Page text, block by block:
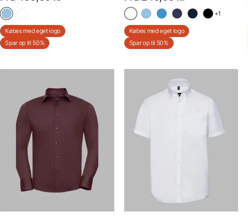
- Med Eget Logo
Købes med eget logo
Spar op til 50%
+1
Købes med eget logo
Spar op til 50%